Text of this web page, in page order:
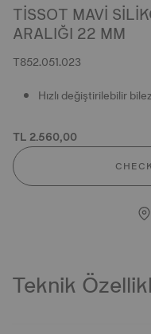
TISSOT MAVI
ARALIĞI 22 MM
T852.051.023
Hızlı değiştirilebilir
TL 2.560,00
Teknik